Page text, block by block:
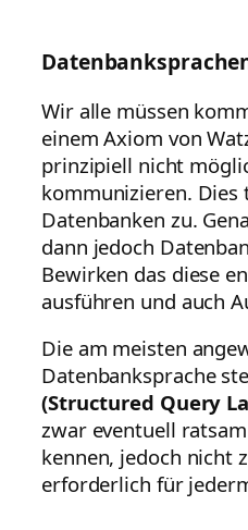
Wir alle müssen
einem Axiom von
prinzipiell nicht
kommunizieren.
Datenbanken zu.
dann jedoch
Bewirken das diese
ausführen und auch
Die am meisten
Datenbanksprache
(Structured Query
zwar eventuell
kennen, jedoch nicht
erforderlich für